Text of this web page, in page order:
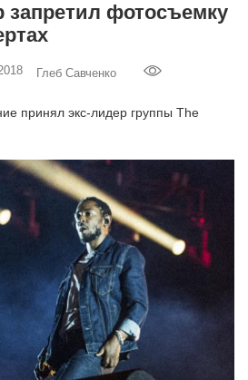
запретил фотосъемку
Глеб Савченко
принял экс-лидер группы The